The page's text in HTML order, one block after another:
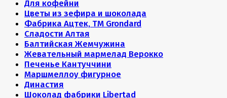
Для кофейни
Цветы из зефира и шоколада
Фабрика Ацтек, ТМ Grondard
Сладости Алтая
Балтийская Жемчужина
Жевательный мармелад Верокко
Печенье Кантуччини
Маршмеллоу фигурное
Династия
Шоколад фабрики Libertad